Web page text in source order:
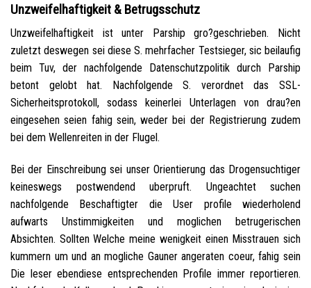
Unzweifelhaftigkeit & Betrugsschutz
Unzweifelhaftigkeit ist unter Parship gro?geschrieben. Nicht
zuletzt deswegen sei diese S. mehrfacher Testsieger, sic beilaufig
beim Tuv, der nachfolgende Datenschutzpolitik durch Parship
betont gelobt hat. Nachfolgende S. verordnet das SSL-
Sicherheitsprotokoll, sodass keinerlei Unterlagen von drau?en
eingesehen seien fahig sein, weder bei der Registrierung zudem
bei dem Wellenreiten in der Flugel.
Bei der Einschreibung sei unser Orientierung das Drogensuchtiger
keineswegs postwendend uberpruft. Ungeachtet suchen
nachfolgende Beschaftigter die User profile wiederholend
aufwarts Unstimmigkeiten und moglichen betrugerischen
Absichten. Sollten Welche meine wenigkeit einen Misstrauen sich
kummern um und an mogliche Gauner angeraten coeur, fahig sein
Die leser ebendiese entsprechenden Profile immer reportieren.